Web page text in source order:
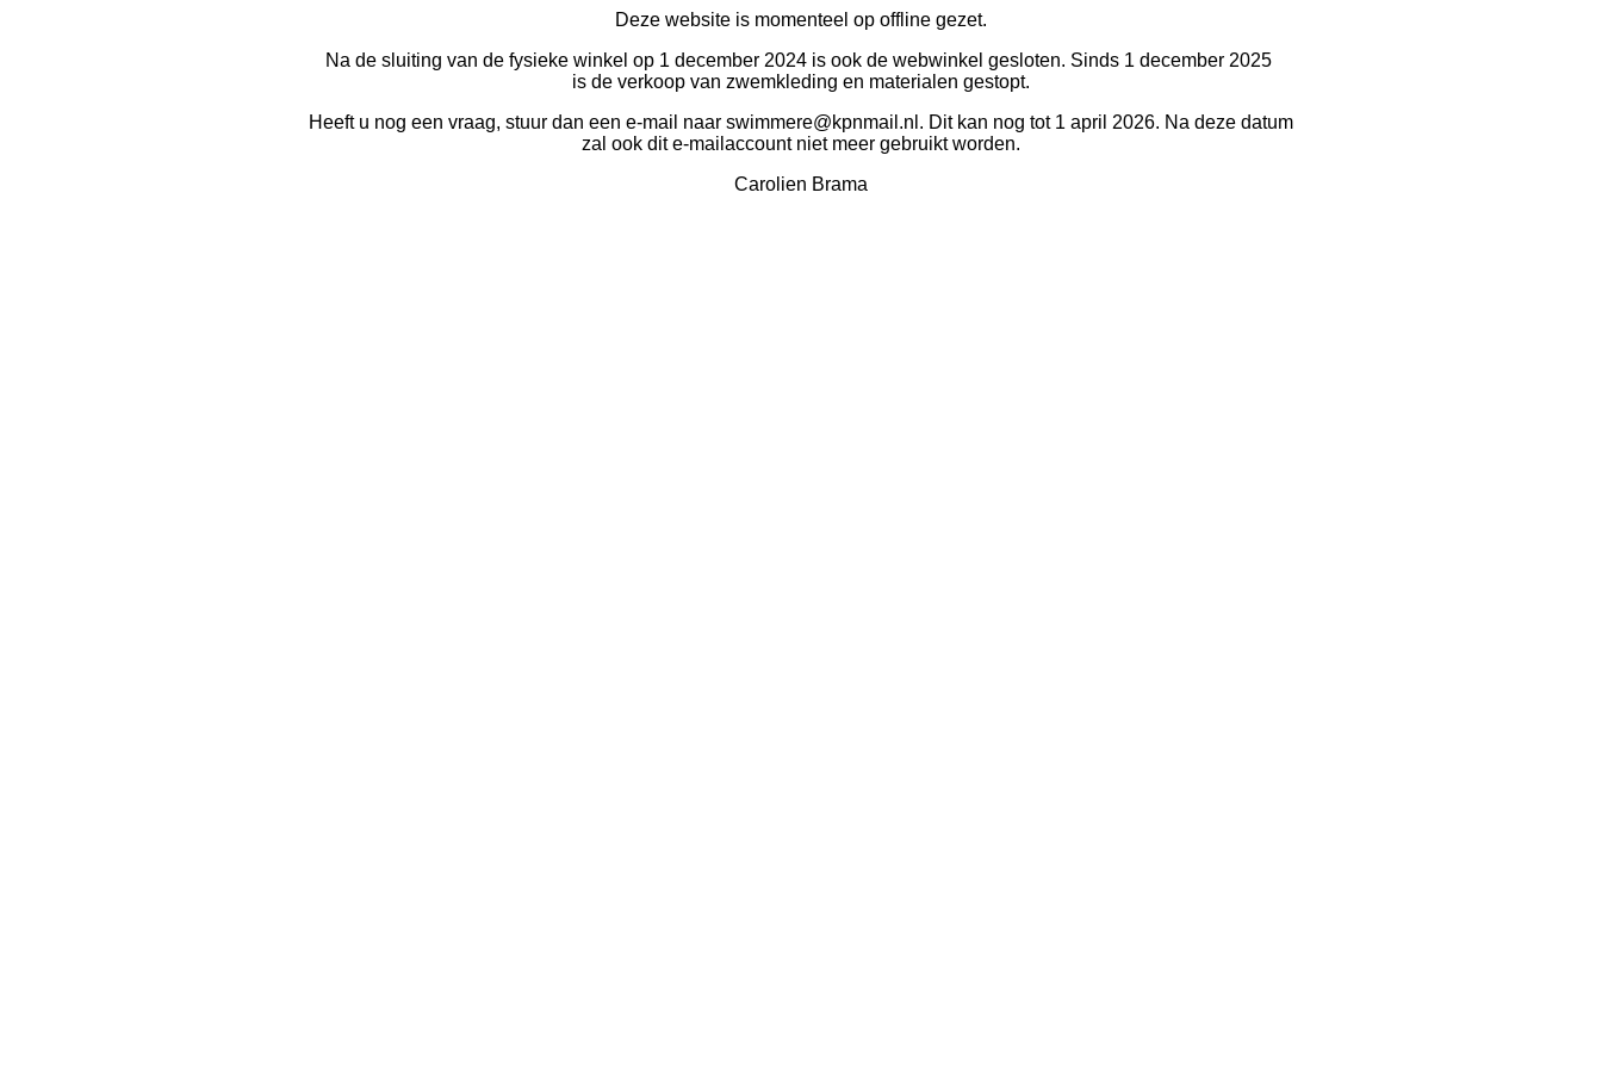
Deze website is momenteel op offline gezet.
Na de sluiting van de fysieke winkel op 1 december 2024 is ook de webwinkel gesloten. Sinds 1 december 2025
is de verkoop van zwemkleding en materialen gestopt.
Heeft u nog een vraag, stuur dan een e-mail naar swimmere@kpnmail.nl. Dit kan nog tot 1 april 2026. Na deze datum
zal ook dit e-mailaccount niet meer gebruikt worden.
Carolien Brama